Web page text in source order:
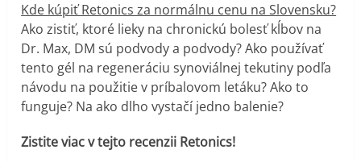
Kde kúpiť Retonics za normálnu cenu na Slovensku?
Ako zistiť, ktoré lieky na chronickú bolesť kĺbov na
Dr. Max, DM sú podvody a podvody? Ako používať
tento gél na regeneráciu synoviálnej tekutiny podľa
návodu na použitie v príbalovom letáku? Ako to
funguje? Na ako dlho vystačí jedno balenie?
Zistite viac v tejto recenzii Retonics!